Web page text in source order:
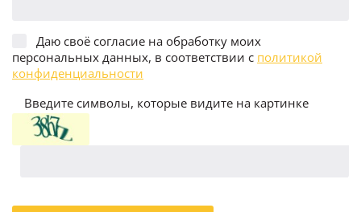
Даю своё согласие на обработку моих
персональных данных, в соответствии с политикой
конфиденциальности
Введите символы, которые видите на картинке